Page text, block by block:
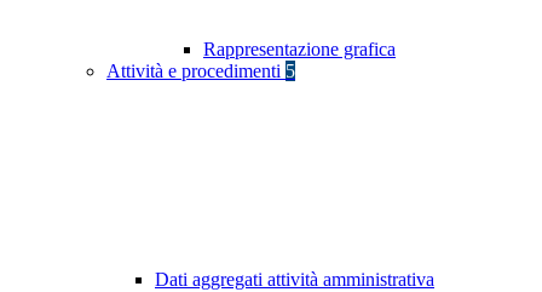
Rappresentazione grafica
Attività e procedimenti 5
Dati aggregati attività amministrativa